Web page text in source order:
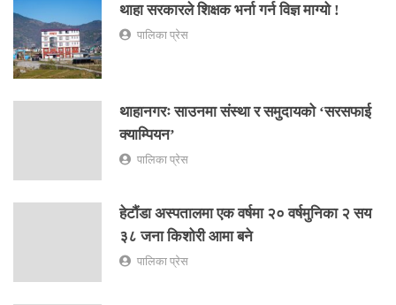
थाहा सरकारले शिक्षक भर्ना गर्न विज्ञ माग्यो !
पालिका प्रेस
थाहानगरः साउनमा संस्था र समुदायको ‘सरसफाई
क्याम्पियन’
पालिका प्रेस
हेटौंडा अस्पतालमा एक वर्षमा २० वर्षमुनिका २ सय
३८ जना किशोरी आमा बने
पालिका प्रेस